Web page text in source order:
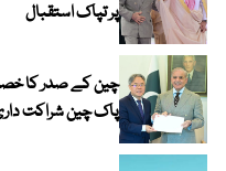
پر تپاک استقبال
چین کے صدر کا
پاک چین شراکت